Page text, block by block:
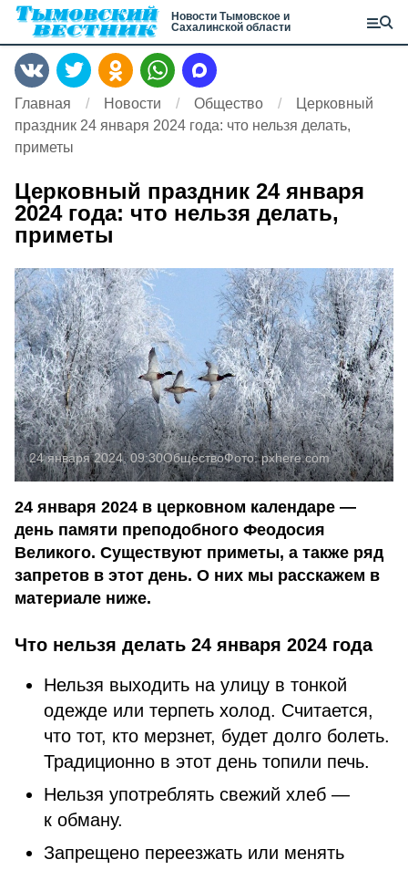
Новости Тымовское и
Сахалинской области
Главная Новости Общество
Церковный
праздник 24 января 2024 года: что нельзя делать,
приметы
Церковный праздник 24 января
2024 года: что нельзя делать,
приметы
24 января 2024, 09:30ОбществоФото:pxhere.com
24 января 2024 в церковном календаре —
день памяти преподобного Феодосия
Великого. Существуют приметы, а также ряд
запретов в этот день. О них мы расскажем в
материале ниже.
Что нельзя делать 24 января 2024 года
Нельзя выходить на улицу в тонкой
одежде или терпеть холод. Считается,
что тот, кто мерзнет, будет долго болеть.
Традиционно в этот день топили печь.
Нельзя употреблять свежий хлеб —
к обману.
Запрещено переезжать или менять